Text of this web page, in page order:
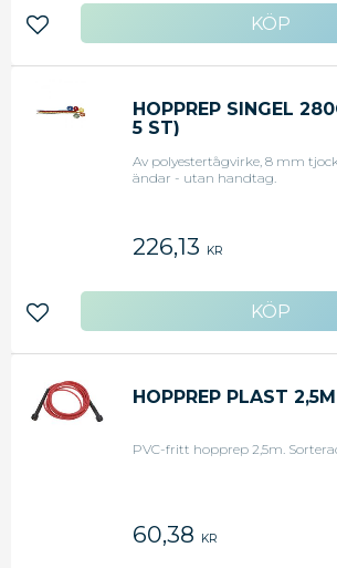
Lägg till i favoriter
HOPPREP SINGEL
5 ST)
Av polyestertågvirke, 8 mm
ändar - utan handtag.
226,13 KR
Lägg till i favoriter
HOPPREP PLAST 2,5M
PVC-fritt hopprep 2,5m.
60,38 KR